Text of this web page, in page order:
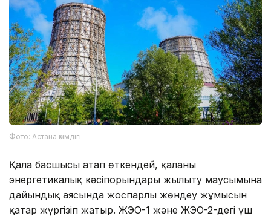
Фото: Астана әкімдігі
Қала басшысы атап өткендей, қаланың
энергетикалық кәсіпорындары жылыту маусымына
дайындық аясында жоспарлы жөндеу жұмысын
қатар жүргізіп жатыр. ЖЭО-1 және ЖЭО-2-дегі үш